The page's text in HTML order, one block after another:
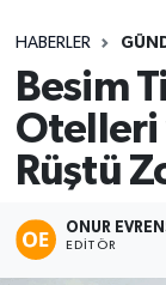
HABERLER
Besim
Otelleri
Rüştü
ONUR
EDITÖR